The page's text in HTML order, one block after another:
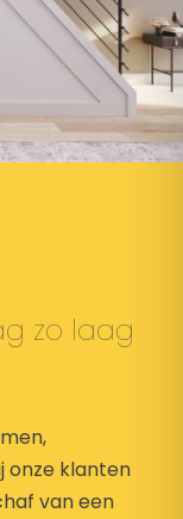
zo laag
onze klanten
van een